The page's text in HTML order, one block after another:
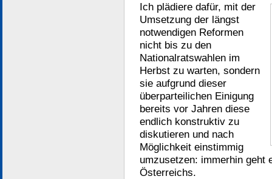
Ich plädiere dafür, mit der
Umsetzung der längst
notwendigen Reformen
nicht bis zu den
Nationalratswahlen im
Herbst zu warten, sondern
sie aufgrund dieser
überparteilichen Einigung
bereits vor Jahren diese
endlich konstruktiv zu
diskutieren und nach
Möglichkeit einstimmig
umzusetzen: immerhin geht
Österreichs.